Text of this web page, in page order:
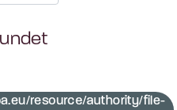
resource/authority/file-